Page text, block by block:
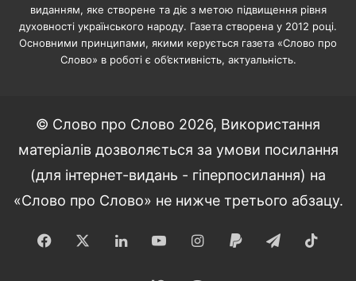
виданням, яке створене та діє з метою підвищення рівня
духовності українського народу. Газета створена у 2012 році.
Основними принципами, якими керується газета «Слово про
Слово» в роботі є об’єктивність, актуальність.
© Слово про Слово 2026, Використання
матеріалів дозволяється за умови посилання
(для інтернет-видань - гіперпосилання) на
«Слово про Слово» не нижче третього абзацу.
Facebook LinkedInYouTubeInstagram
Paypal Telegram